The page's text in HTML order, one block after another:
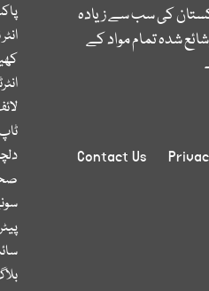
کی سب سے زیادہ
شدہ تمام مواد کے
Contact Us